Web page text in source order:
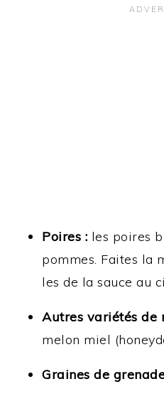
Poires : les poires
pommes. Faites la
les de la sauce au
Autres variétés de
melon miel
Graines de